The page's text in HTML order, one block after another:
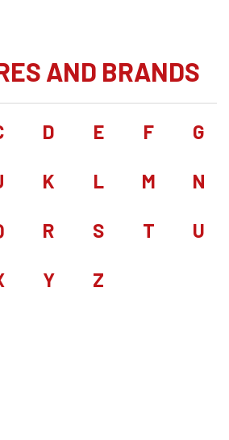
AND BRANDS
D E F G
K L M N
R S T U
Y Z